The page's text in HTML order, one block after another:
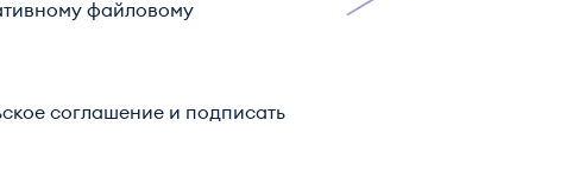
файловому
соглашение и подписать